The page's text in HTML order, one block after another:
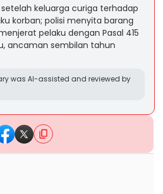
keluarga curiga terhadap
korban; polisi menyita barang
pelaku dengan Pasal 415
ancaman sembilan tahun
was AI-assisted and reviewed by